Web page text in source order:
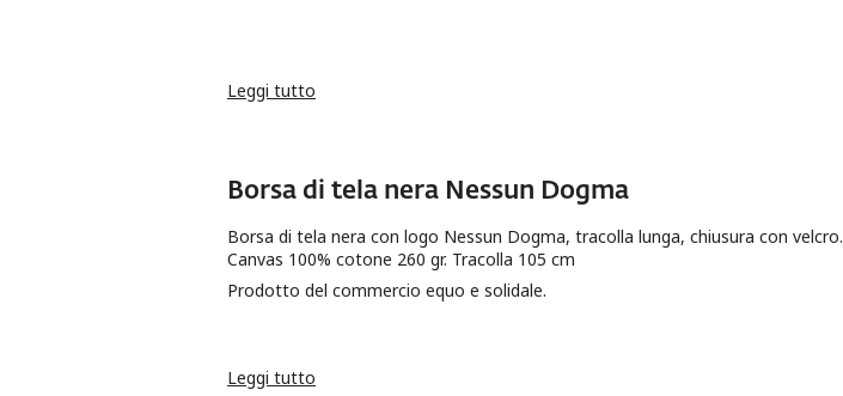
Leggi tutto
Borsa di tela nera Nessun Dogma
Borsa di tela nera con logo Nessun Dogma, tracolla lunga, chiusura con velcro.
Canvas 100% cotone 260 gr. Tracolla 105 cm
Prodotto del commercio equo e solidale.
Leggi tutto